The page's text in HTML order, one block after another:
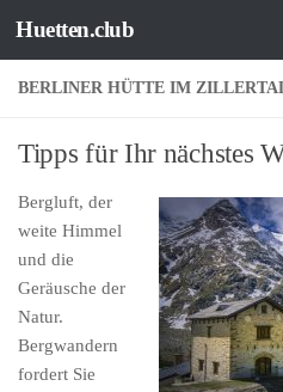
Zum Inhalt springen
Huetten.club
BERLINER HÜTTE IM
Tipps für Ihr nächstes
Bergluft, der
weite Himmel
und die
Geräusche der
Natur.
Bergwandern
fordert Sie